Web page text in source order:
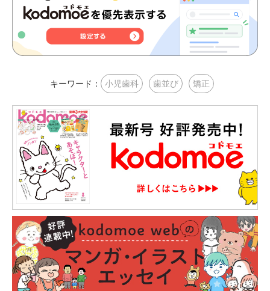
キーワード： 小児歯科 歯並び 矯正